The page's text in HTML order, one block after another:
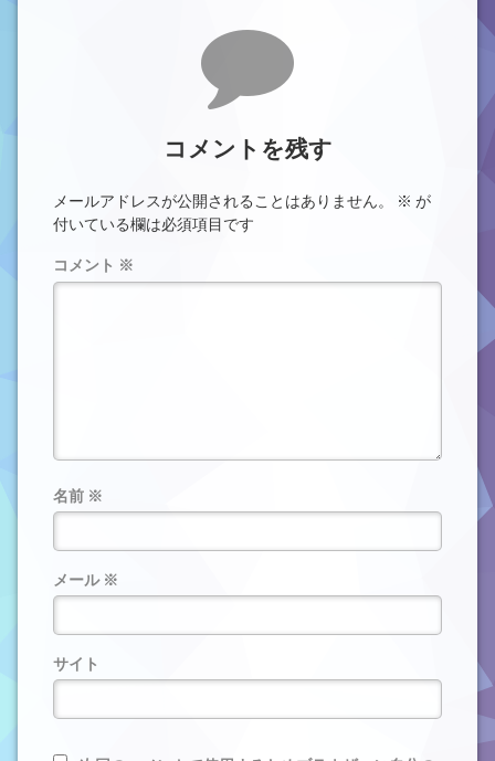
コメントを残す
メールアドレスが公開されることはありません。 ※ が
付いている欄は必須項目です
コメント ※
名前 ※
メール ※
サイト